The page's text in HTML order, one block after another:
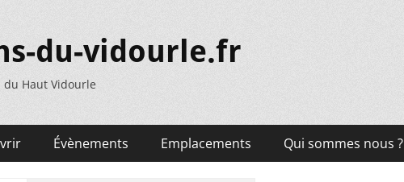
du-vidourle.fr
du Haut Vidourle
Évènements Emplacements Qui sommes nous ?